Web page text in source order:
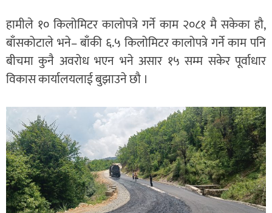
हामीले १० किलोमिटर कालोपत्रे गर्ने काम २०८१ मै सकेका हौ,
बाँसकोटाले भने– बाँकी ६.५ किलोमिटर कालोपत्रे गर्ने काम पनि
बीचमा कुनै अवरोध भएन भने असार १५ सम्म सकेर पूर्वाधार
विकास कार्यालयलाई बुझाउने छौ ।